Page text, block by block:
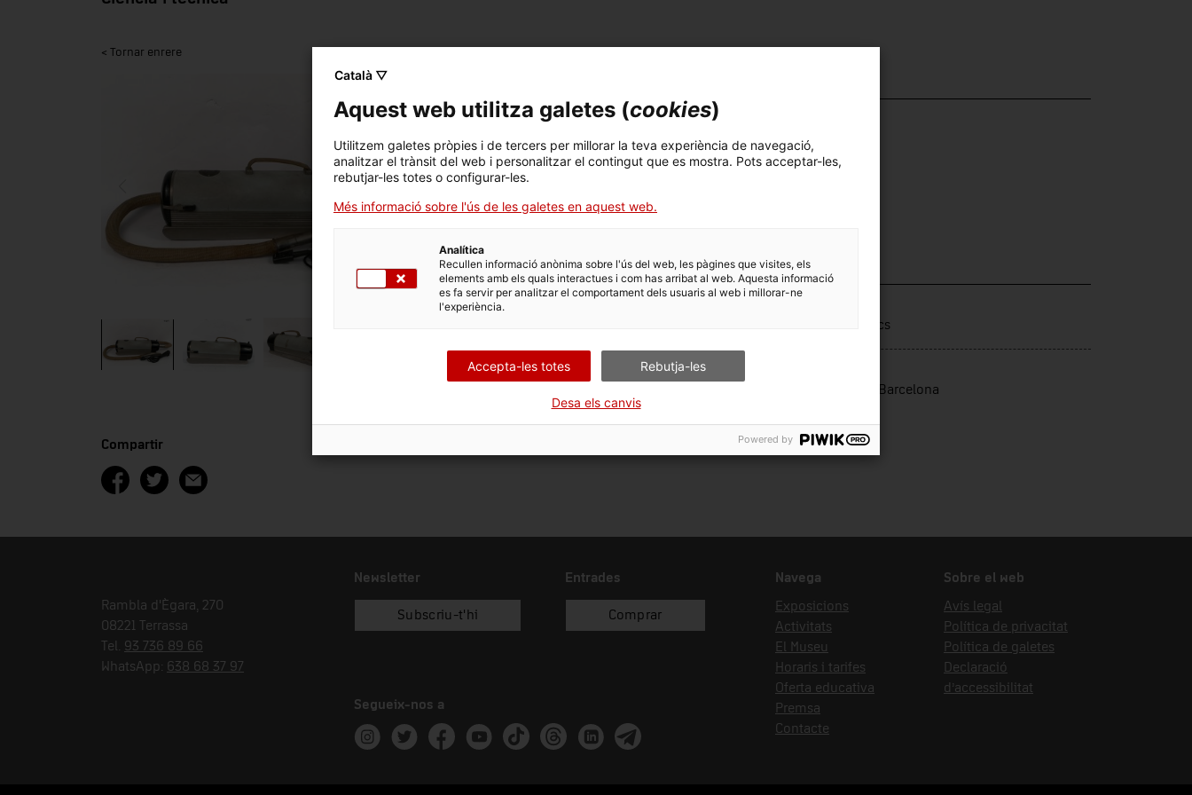
< Tornar enrere
Marca / Model
World famous Electrolux. Made in Spain.
Número d'inventari
11277 Espanya
DADES DEL MUSEU
Àrea temàtica Col·lecció
Aparells domèstics
Data d'ingrés Forma d'ingrés
Estefania Farina, Barcelona
Compartir
Rambla d'Ègara, 270
08221 Terrassa
Tel. 93 736 89 66
WhatsApp: 638 68 37 97
Newsletter
Subscriu-t'hi
Entrades
Comprar
Segueix-nos a
Instagram
TwitterFacebookYoutubeTik TokThreadsLinkedinTelegram
Navega
Exposicions
Activitats
El Museu
Horaris i tarifes
Oferta educativa
Premsa
Contacte
Sobre el web
Avís legal
Política de privacitat
Política de galetes
Declaració
d’accessibilitat
Català ▽
Aquest web utilitza galetes (cookies)
Utilitzem galetes pròpies i de tercers per millorar la teva experiència de navegació,
analitzar el trànsit del web i personalitzar el contingut que es mostra. Pots acceptar-les,
rebutjar-les totes o configurar-les.
Més informació sobre l'ús de les galetes en aquest web.
Analítica
Recullen informació anònima sobre l'ús del web, les pàgines que visites, els
elements amb els quals interactues i com has arribat al web. Aquesta informació
es fa servir per analitzar el comportament dels usuaris al web i millorar-ne
l'experiència.
Accepta-les totes Rebutja-les
Desa els canvis
Powered by